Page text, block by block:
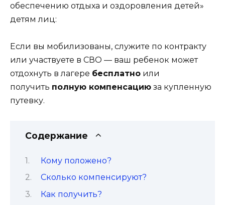
обеспечению отдыха и оздоровления детей»
детям лиц:
Если вы мобилизованы, служите по контракту
или участвуете в СВО — ваш ребенок может
отдохнуть в лагере бесплатно или
получить полную компенсацию за купленную
путевку.
Содержание
Кому положено?
Сколько компенсируют?
Как получить?